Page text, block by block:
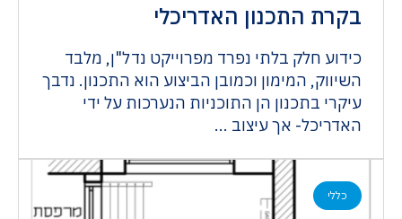
בקרת התכנון האדריכלי
כידוע חלק בלתי נפרד מפרוייקט נדל"ן, מלבד
השיווק, המימון וכמובן הביצוע הוא התכנון. נדבך
עיקרי בתכנון הן התוכניות הנערכות על ידי
האדריכל- אך עיצוב ...
כללי